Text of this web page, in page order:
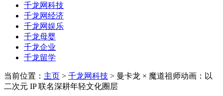
千龙网科技
千龙网经济
千龙网娱乐
千龙母婴
千龙企业
千龙留学
当前位置： 主页 > 千龙网科技 > 曼卡龙 × 魔道祖师动画：以
二次元 IP 联名深耕年轻文化圈层